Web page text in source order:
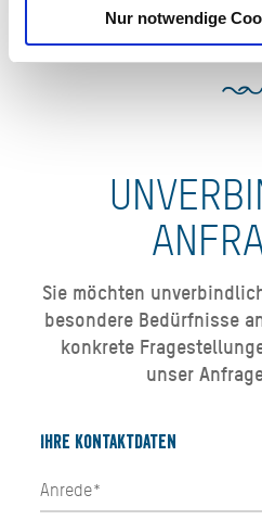
Nur notwendige
Sie möchten
besondere Bedürfnisse
konkrete
unser
Ihre Kontaktdaten